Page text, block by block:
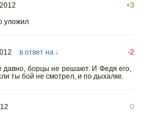
+3
уложил
в ответ на ↓
-2
давно, борцы не решают. И Федя его,
ты бой не смотрел, и по дыхалке.
0